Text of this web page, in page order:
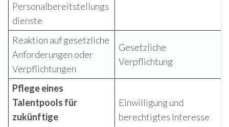
Personalbereitstellungs
dienste
Reaktion auf gesetzliche
Anforderungen oder
Verpflichtungen
Gesetzliche
Verpflichtung
Pflege eines
Talentpools für
zukünftige
Einwilligung und
berechtigtes Interesse